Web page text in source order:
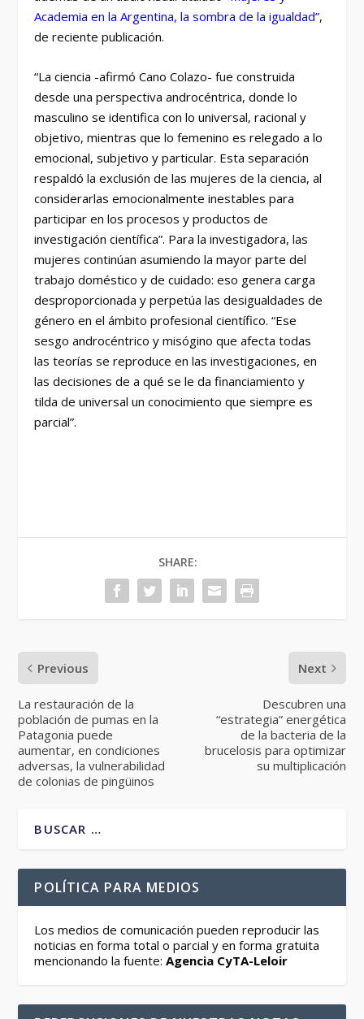
Academia en la Argentina, la sombra de la igualdad”,
de reciente publicación.
“La ciencia -afirmó Cano Colazo- fue construida
desde una perspectiva androcéntrica, donde lo
masculino se identifica con lo universal, racional y
objetivo, mientras que lo femenino es relegado a lo
emocional, subjetivo y particular. Esta separación
respaldó la exclusión de las mujeres de la ciencia, al
considerarlas emocionalmente inestables para
participar en los procesos y productos de
investigación científica”. Para la investigadora, las
mujeres continúan asumiendo la mayor parte del
trabajo doméstico y de cuidado: eso genera carga
desproporcionada y perpetúa las desigualdades de
género en el ámbito profesional científico. “Ese
sesgo androcéntrico y misógino que afecta todas
las teorías se reproduce en las investigaciones, en
las decisiones de a qué se le da financiamiento y
tilda de universal un conocimiento que siempre es
parcial”.
SHARE:
Previous
La restauración de la
población de pumas en la
Patagonia puede
aumentar, en condiciones
adversas, la vulnerabilidad
de colonias de pingüinos
Next
Descubren una
“estrategia” energética
de la bacteria de la
brucelosis para optimizar
su multiplicación
POLÍTICA PARA MEDIOS
Los medios de comunicación pueden reproducir las
noticias en forma total o parcial y en forma gratuita
mencionando la fuente:Agencia CyTA-Leloir